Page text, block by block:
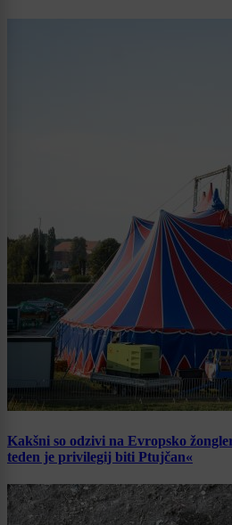
Kakšni so odzivi na Evropsko
teden je privilegij biti Ptujčan«